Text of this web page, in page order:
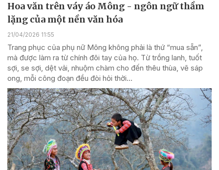
Hoa văn trên váy áo Mông - ngôn ngữ thầm
lặng của một nền văn hóa
21/04/2026 11:55
Trang phục của phụ nữ Mông không phải là thứ “mua sẵn”,
mà được làm ra từ chính đôi tay của họ. Từ trồng lanh, tuốt
sợi, se sợi, dệt vải, nhuộm chàm cho đến thêu thùa, vẽ sáp
ong, mỗi công đoạn đều đòi hỏi thời...